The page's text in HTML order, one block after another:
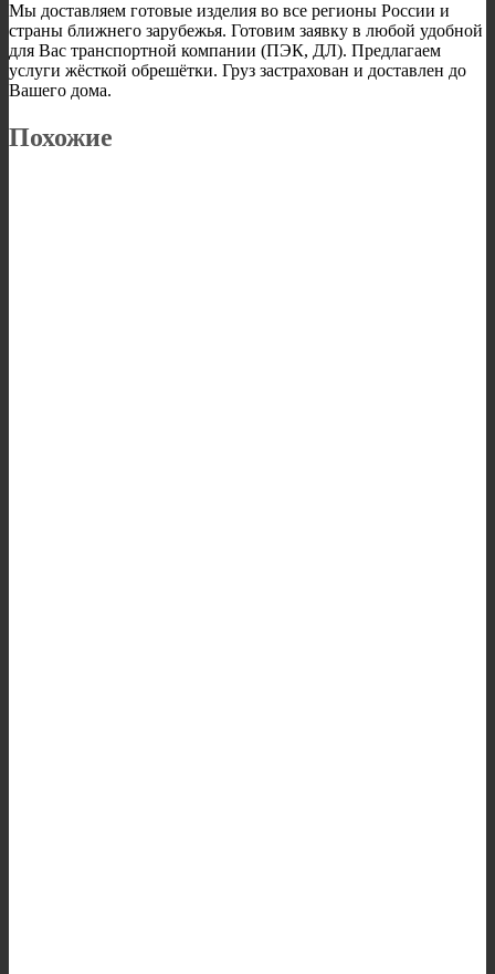
Мы доставляем готовые изделия во все регионы России и
страны ближнего зарубежья. Готовим заявку в любой удобной
для Вас транспортной компании (ПЭК, ДЛ). Предлагаем
услуги жёсткой обрешётки. Груз застрахован и доставлен до
Вашего дома.
Похожие